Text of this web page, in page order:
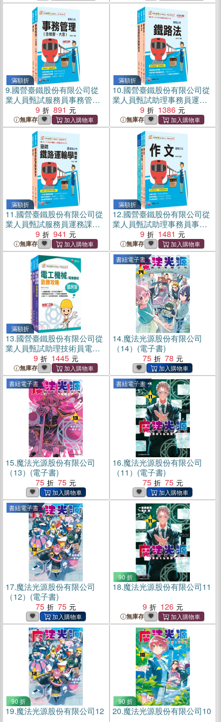
滿額折
9.國營臺鐵股份有限公司從
業人員甄試服務員事務管理
課文版套書（共二冊）
9 891
無庫存
滿額折
10.國營臺鐵股份有限公司從
業人員甄試助理事務員運務
課文版套書（共三冊）
9 1386
無庫存
滿額折
11.國營臺鐵股份有限公司從
業人員甄試服務員運務課文
版套書（共二冊）
9 941
無庫存
滿額折
12.國營臺鐵股份有限公司從
業人員甄試助理事務員事務
管理課文版套書（共三冊）
9 1481
無庫存
滿額折
13.國營臺鐵股份有限公司從
業人員甄試助理技術員電務/
電力課文版套書（共三冊）
9 1445
無庫存
書紐電子書
14.魔法光源股份有限公司
（14）(電子書)
75
78
書紐電子書
15.魔法光源股份有限公司
（13）(電子書)
75
75
書紐電子書
16.魔法光源股份有限公司
（11）(電子書)
75
75
書紐電子書
17.魔法光源股份有限公司
（12）(電子書)
75
75
90 折
18.魔法光源股份有限公司11
9
126
無庫存
90 折
19.魔法光源股份有限公司12
90 折
20.魔法光源股份有限公司10